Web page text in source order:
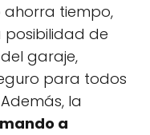
ahorra tiempo,
posibilidad de
garaje,
para todos
la
mando a